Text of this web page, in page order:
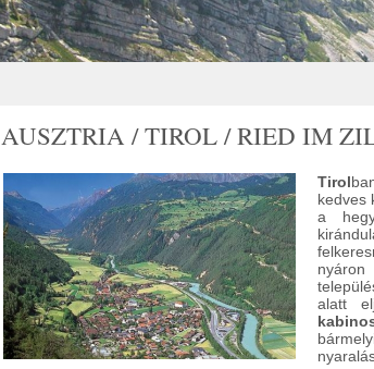
AUSZTRIA / TIROL / RIED IM
Tirol
kedves
a
alatt